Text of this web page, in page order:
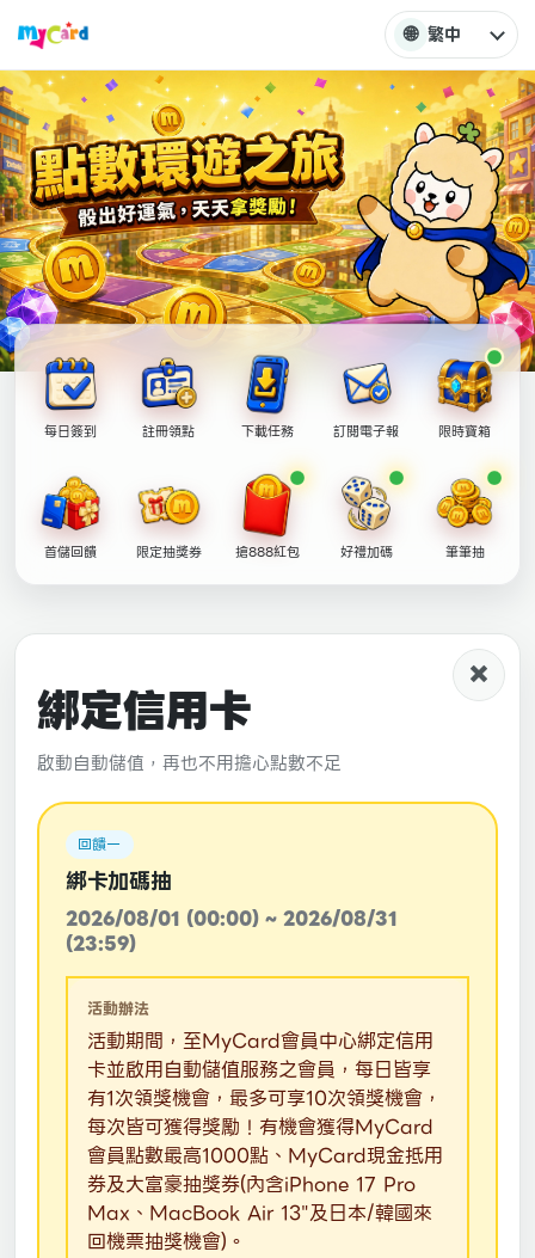
🌐 繁中
每日簽到 註冊領點 下載任務 訂閱電子報 限時寶箱
首儲回饋 限定抽獎券 搶888紅包 好禮加碼 筆筆抽
×
綁定信用卡
啟動自動儲值，再也不用擔心點數不足
回饋一
綁卡加碼抽
2026/08/01 (00:00) ~ 2026/08/31
(23:59)
活動辦法
活動期間，至MyCard會員中心綁定信用
卡並啟用自動儲值服務之會員，每日皆享
有1次領獎機會，最多可享10次領獎機會，
每次皆可獲得獎勵！有機會獲得MyCard
會員點數最高1000點、MyCard現金抵用
券及大富豪抽獎券(內含iPhone 17 Pro
Max、MacBook Air 13"及日本/韓國來
回機票抽獎機會)。